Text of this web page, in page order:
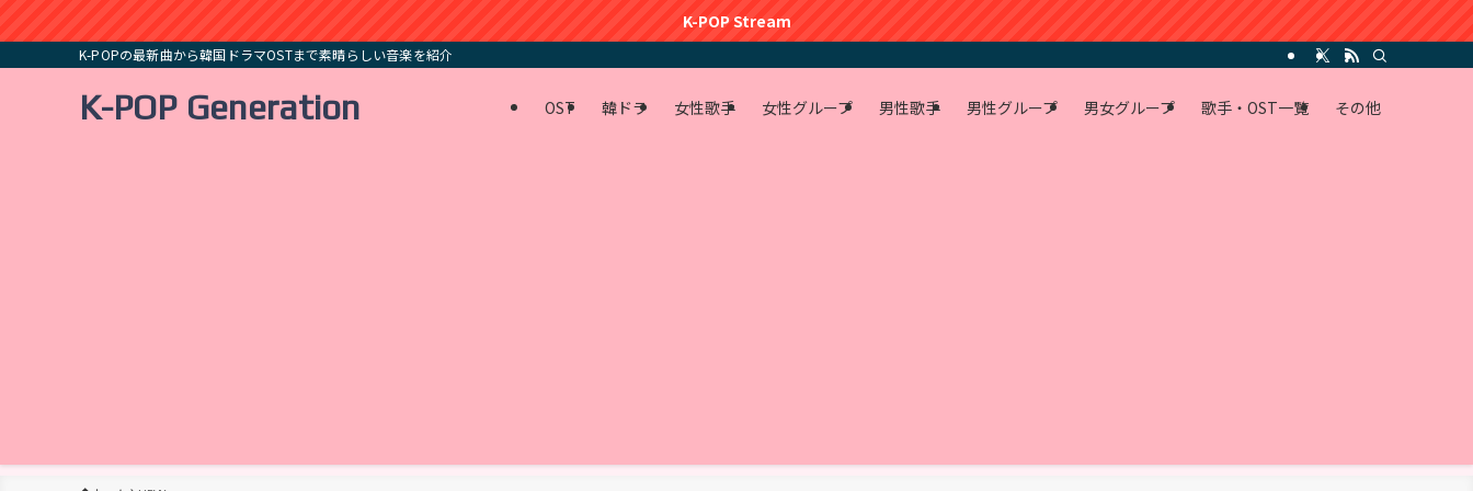
K-POP Stream
K-POPの最新曲から韓国ドラマOSTまで素晴らしい音楽を紹介
K-POP Generation OST 韓ドラ 女性歌手 女性グループ 男性歌手 男性グループ 男女グループ 歌手・OST一覧 その他